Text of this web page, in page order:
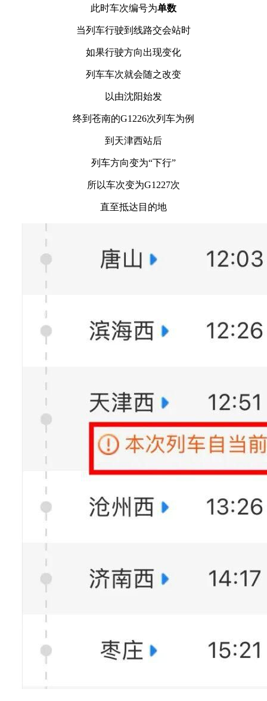
此时车次编号为单数
当列车行驶到线路交会站时
如果行驶方向出现变化
列车车次就会随之改变
以由沈阳始发
终到苍南的G1226次列车为例
到天津西站后
列车方向变为“下行”
所以车次变为G1227次
直至抵达目的地